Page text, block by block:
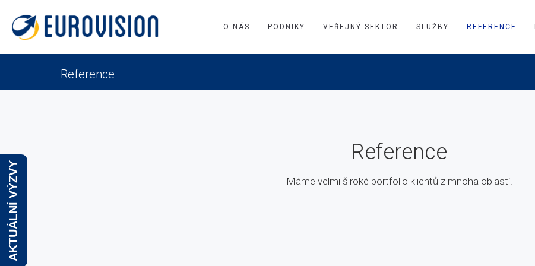
O NÁS PODNIKY VEŘEJNÝ SEKTOR SLUŽBY REFERENCE
Reference
Reference
Máme velmi široké portfolio klientů z mnoha oblastí.
AKTUÁLNÍ VÝZVY